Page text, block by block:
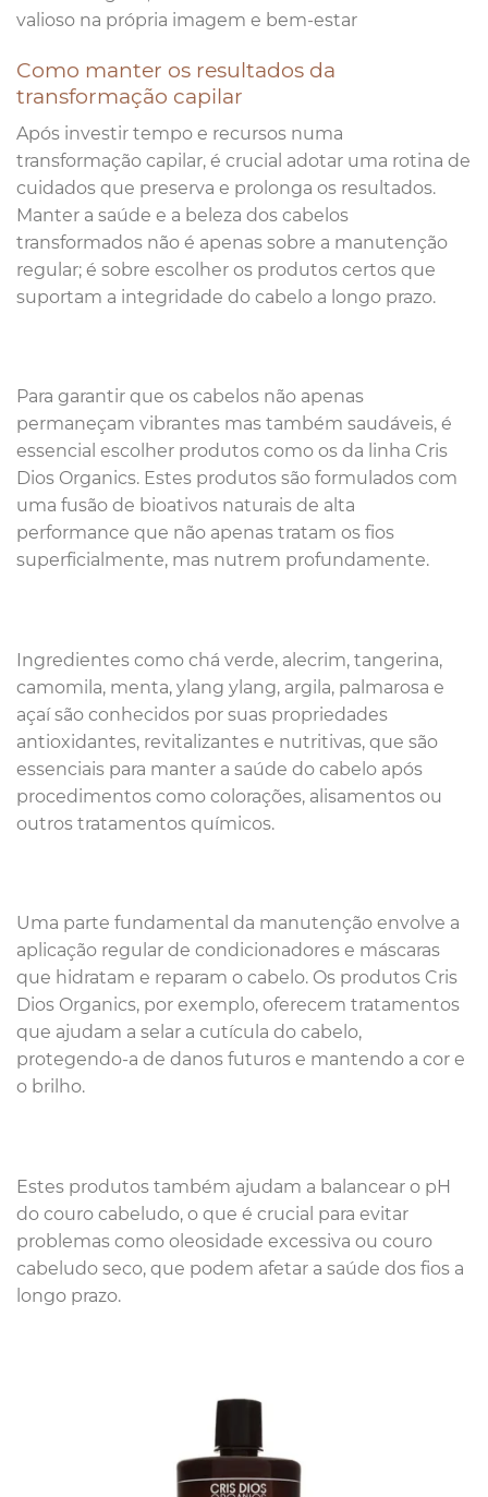
valioso na própria imagem e bem-estar
Como manter os resultados da
transformação capilar
Após investir tempo e recursos numa
transformação capilar, é crucial adotar uma rotina de
cuidados que preserva e prolonga os resultados.
Manter a saúde e a beleza dos cabelos
transformados não é apenas sobre a manutenção
regular; é sobre escolher os produtos certos que
suportam a integridade do cabelo a longo prazo.
Para garantir que os cabelos não apenas
permaneçam vibrantes mas também saudáveis, é
essencial escolher produtos como os da linha Cris
Dios Organics. Estes produtos são formulados com
uma fusão de bioativos naturais de alta
performance que não apenas tratam os fios
superficialmente, mas nutrem profundamente.
Ingredientes como chá verde, alecrim, tangerina,
camomila, menta, ylang ylang, argila, palmarosa e
açaí são conhecidos por suas propriedades
antioxidantes, revitalizantes e nutritivas, que são
essenciais para manter a saúde do cabelo após
procedimentos como colorações, alisamentos ou
outros tratamentos químicos.
Uma parte fundamental da manutenção envolve a
aplicação regular de condicionadores e máscaras
que hidratam e reparam o cabelo. Os produtos Cris
Dios Organics, por exemplo, oferecem tratamentos
que ajudam a selar a cutícula do cabelo,
protegendo-a de danos futuros e mantendo a cor e
o brilho.
Estes produtos também ajudam a balancear o pH
do couro cabeludo, o que é crucial para evitar
problemas como oleosidade excessiva ou couro
cabeludo seco, que podem afetar a saúde dos fios a
longo prazo.